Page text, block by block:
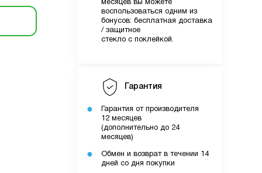
месяцев вы можете
воспользоваться одним из
бонусов: бесплатная доставка
/ защитное
стекло с поклейкой.
Гарантия
Гарантия от производителя
12 месяцев
(дополнительно до 24
месяцев)
Обмен и возврат в течении 14
дней со дня покупки